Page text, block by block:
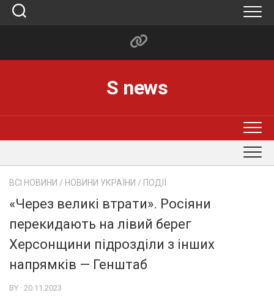
Skip
S news
ВСІ НОВИНИ / НОВИНИ УКРАЇНИ / ПОДІЇ
«Через великі втрати». Росіяни
перекидають на лівий берег
Херсонщини підрозділи з інших
напрямків — Генштаб
BY · 20.11.2023